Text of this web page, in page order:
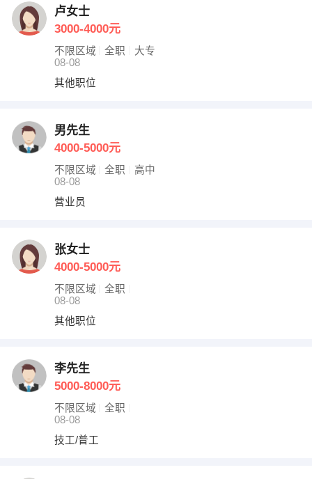
卢女士
3000-4000元
不限区域 全职
大专
08-08
其他职位
男先生
4000-5000元
不限区域 全职
高中
08-08
营业员
张女士
4000-5000元
不限区域
全职
08-08
其他职位
李先生
5000-8000元
不限区域
全职
08-08
技工/普工